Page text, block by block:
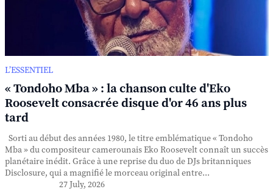
L’ESSENTIEL
« Tondoho Mba » : la chanson culte d'Eko
Roosevelt consacrée disque d'or 46 ans plus
tard
Sorti au début des années 1980, le titre emblématique « Tondoho
Mba » du compositeur camerounais Eko Roosevelt connaît un succès
planétaire inédit. Grâce à une reprise du duo de DJs britanniques
Disclosure, qui a magnifié le morceau original entre...
27 July, 2026